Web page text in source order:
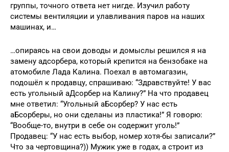
группы, точного ответа нет нигде. Изучил работу
системы вентиляции и улавливания паров на наших
машинах, и…
…опираясь на свои доводы и домыслы решился я на
замену адсорбера, который крепится на бензобаке на
атомобиле Лада Калина. Поехал в автомагазин,
подошёл к продавцу, спрашиваю: “Здравствуйте! У вас
есть угольный аДсорбер на Калину?” На что продавец
мне ответил: “Угольный аБсорбер? У нас есть
аБсорберы, но они сделаны из пластика!” Я говорю:
“Вообще-то, внутри в себе он содержит уголь!”
Продавец: “У нас есть выбор, номер хотя-бы записали?”
Что за чертовщина?)) Мужик уже в годах, а строит из